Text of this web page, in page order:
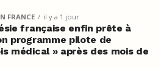
FRANCE il y a 1 jour
française enfin prête à
programme pilote de
médical » après des mois de